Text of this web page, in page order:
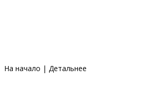
На начало | Детальнее